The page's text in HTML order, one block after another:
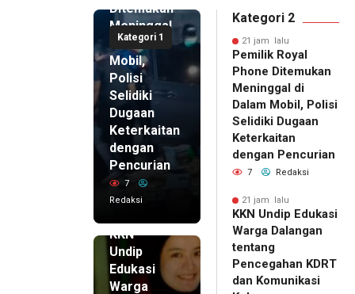
Kategori 1
Ditemukan
Meninggal
di Dalam
Mobil,
Polisi
Selidiki
Dugaan
Keterkaitan
dengan
Pencurian
7
Redaksi
KKN
Undip
Edukasi
Warga
Kategori 2
21 jam lalu
Pemilik Royal
Phone Ditemukan
Meninggal di
Dalam Mobil, Polisi
Selidiki Dugaan
Keterkaitan
dengan Pencurian
7 Redaksi
21 jam lalu
KKN Undip Edukasi
Warga Dalangan
tentang
Pencegahan KDRT
dan Komunikasi